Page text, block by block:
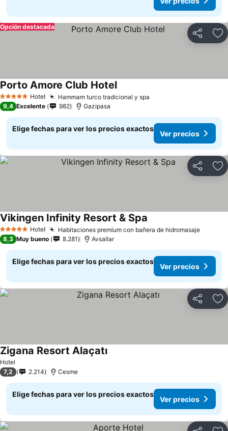
Compartir
Opción destacada
5 Estrellas Hotel Hammam turco tradicional y spa
Porto Amore Club Hotel
9,4 Excelente 982 Gazipasa
Elige fechas para ver los precios exactos
Ver precios
Compartir
5 Estrellas Hotel Habitaciones premium con bañera de hidromasaje
Vikingen Infinity Resort & Spa
8,3 Muy bueno 8.281 Avsallar
Elige fechas para ver los precios exactos
Ver precios
Compartir
Hotel
Zigana Resort Alaçatı
7,2 2.214 Cesme
Elige fechas para ver los precios exactos
Ver precios